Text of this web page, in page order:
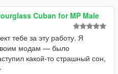
Cuban for MP Male
тебе за эту работу. Я
модам — было
какой-то страшный сон,